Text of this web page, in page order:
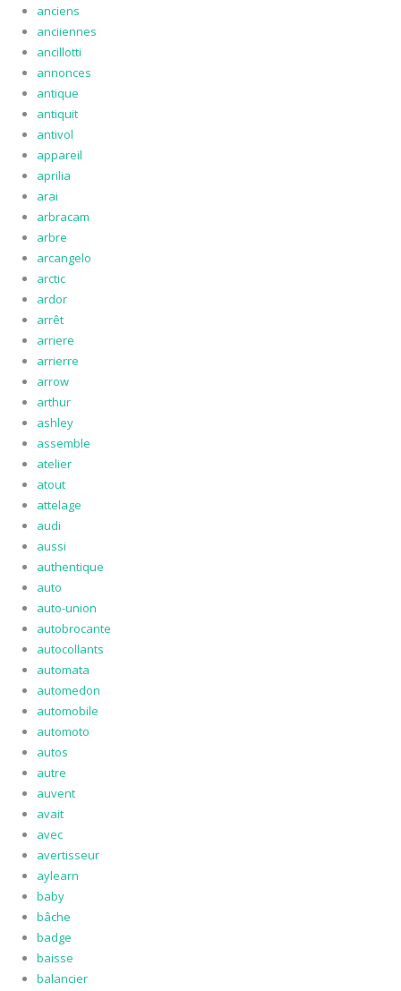
anciens
anciiennes
ancillotti
annonces
antique
antiquit
antivol
appareil
aprilia
arai
arbracam
arbre
arcangelo
arctic
ardor
arrêt
arriere
arrierre
arrow
arthur
ashley
assemble
atelier
atout
attelage
audi
aussi
authentique
auto
auto-union
autobrocante
autocollants
automata
automedon
automobile
automoto
autos
autre
auvent
avait
avec
avertisseur
aylearn
baby
bâche
badge
baisse
balancier